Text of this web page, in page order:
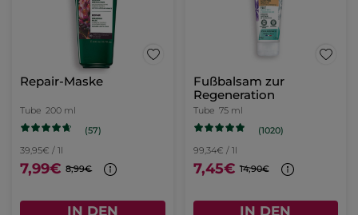
Repair-Maske
Tube 200 ml
(57)
39,95€ / 1l
7,99€ 8,99€
IN DEN
Fußbalsam zur
Regeneration
Tube 75 ml
(1020)
99,34€ / 1l
7,45€ 14,90€
IN DEN